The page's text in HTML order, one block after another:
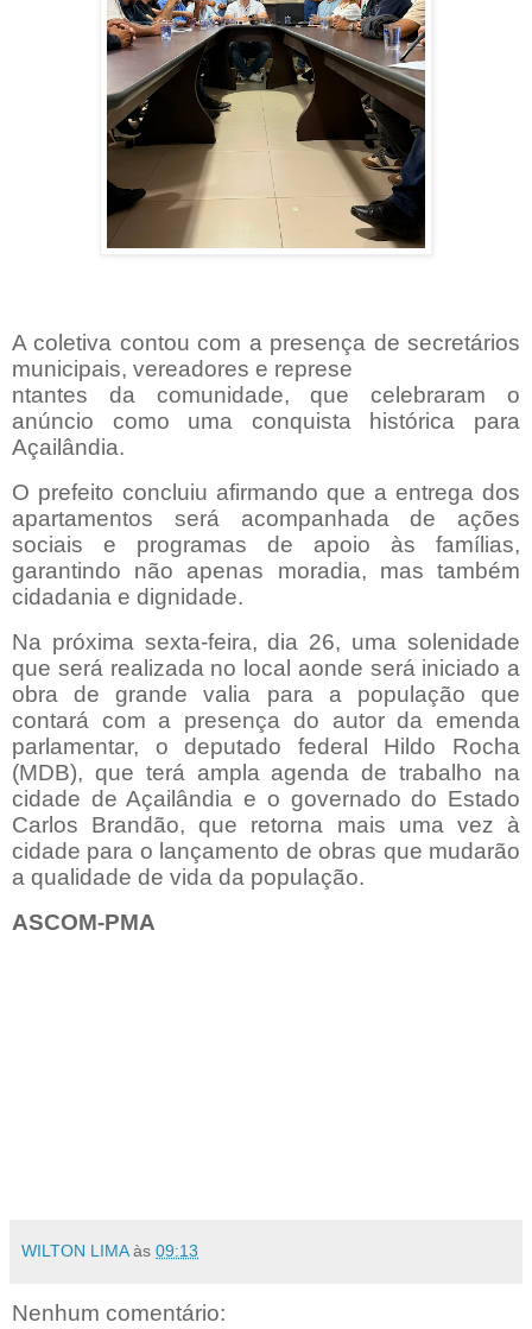
A coletiva contou com a presença de secretários
municipais, vereadores e represe
ntantes da comunidade, que celebraram o
anúncio como uma conquista histórica para
Açailândia.
O prefeito concluiu afirmando que a entrega dos
apartamentos será acompanhada de ações
sociais e programas de apoio às famílias,
garantindo não apenas moradia, mas também
cidadania e dignidade.
Na próxima sexta-feira, dia 26, uma solenidade
que será realizada no local aonde será iniciado a
obra de grande valia para a população que
contará com a presença do autor da emenda
parlamentar, o deputado federal Hildo Rocha
(MDB), que terá ampla agenda de trabalho na
cidade de Açailândia e o governado do Estado
Carlos Brandão, que retorna mais uma vez à
cidade para o lançamento de obras que mudarão
a qualidade de vida da população.
ASCOM-PMA
WILTON LIMA às 09:13
Nenhum comentário: